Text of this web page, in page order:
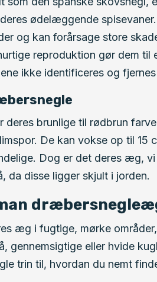
ødelæggende
og kan forårsage store
reproduktion gør dem til
ikke identificeres og fjernes
brunlige til rødbrun
De kan vokse op til 15
Dog er det deres æg,
disse ligger skjult i jorden.
æg i fugtige, mørke
gennemsigtige eller hvide
trin til, hvordan du nemt